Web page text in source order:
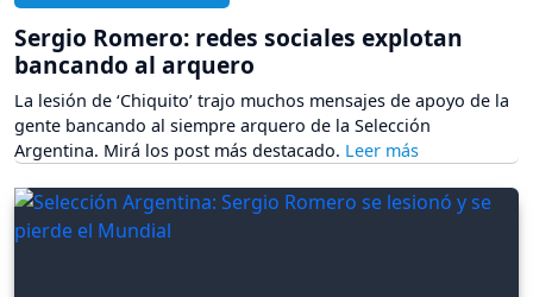
Sergio Romero: redes sociales explotan
bancando al arquero
La lesión de ‘Chiquito’ trajo muchos mensajes de apoyo de la
gente bancando al siempre arquero de la Selección
Argentina. Mirá los post más destacado.